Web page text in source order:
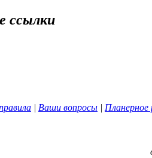
ссылки
| Ваши вопросы | Планерное